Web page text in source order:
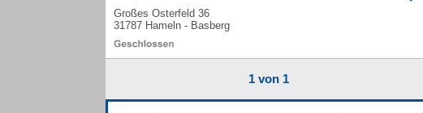
Großes Osterfeld 36
31787 Hameln - Basberg
1 von 1